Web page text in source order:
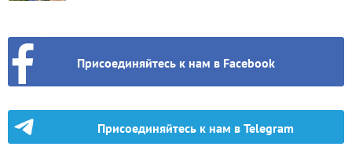
Присоединяйтесь к нам в Facebook
Присоединяйтесь к нам в Telegram